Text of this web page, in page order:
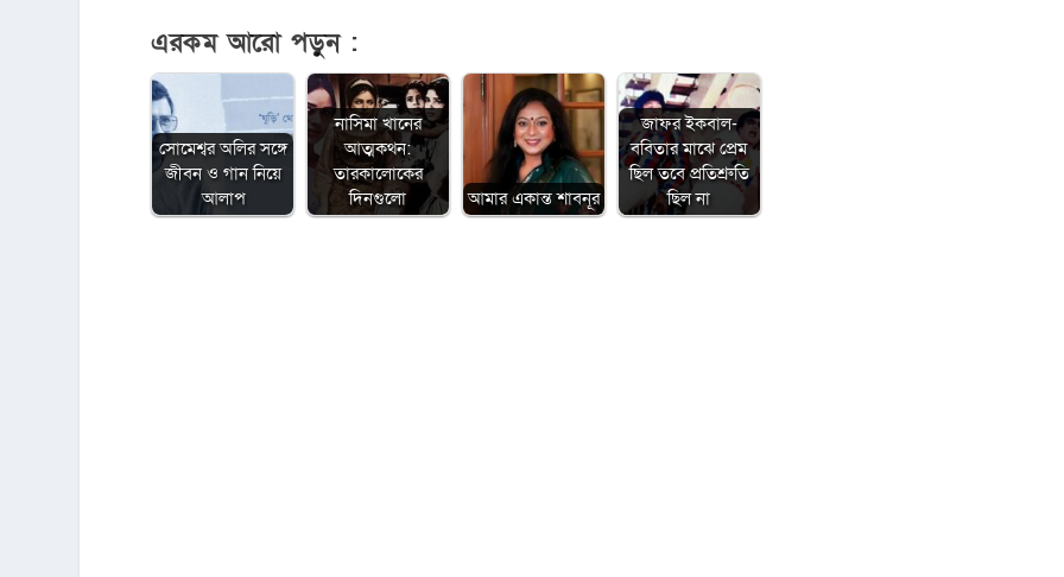
এরকম আরো পড়ুন :
সোমেশ্বর অলির সঙ্গে
জীবন ও গান নিয়ে
আলাপ
নাসিমা খানের
আত্মকথন:
তারকালোকের
দিনগুলো
আমার একান্ত শাবনূর
জাফর ইকবাল-
ববিতার মাঝে প্রেম
ছিল তবে প্রতিশ্রুতি
ছিল না